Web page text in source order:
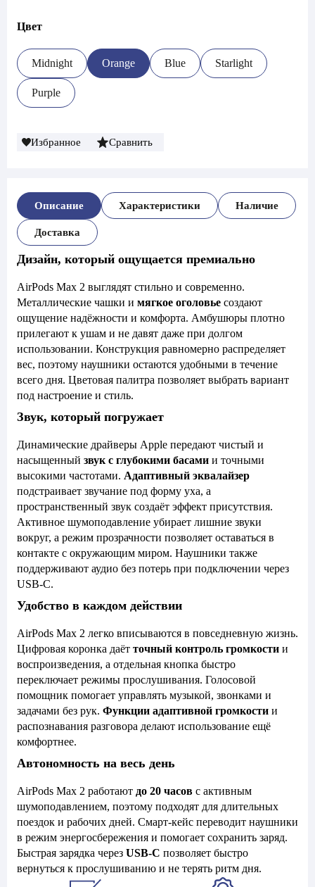
Цвет
Midnight Orange Blue Starlight
Purple
Избранное Сравнить
Описание Характеристики Наличие
Доставка
Дизайн, который ощущается премиально
AirPods Max 2 выглядят стильно и современно.
Металлические чашки и мягкое оголовье создают
ощущение надёжности и комфорта. Амбушюры плотно
прилегают к ушам и не давят даже при долгом
использовании. Конструкция равномерно распределяет
вес, поэтому наушники остаются удобными в течение
всего дня. Цветовая палитра позволяет выбрать вариант
под настроение и стиль.
Звук, который погружает
Динамические драйверы Apple передают чистый и
насыщенный звук с глубокими басами и точными
высокими частотами. Адаптивный эквалайзер
подстраивает звучание под форму уха, а
пространственный звук создаёт эффект присутствия.
Активное шумоподавление убирает лишние звуки
вокруг, а режим прозрачности позволяет оставаться в
контакте с окружающим миром. Наушники также
поддерживают аудио без потерь при подключении через
USB-C.
Удобство в каждом действии
AirPods Max 2 легко вписываются в повседневную жизнь.
Цифровая коронка даёт точный контроль громкости и
воспроизведения, а отдельная кнопка быстро
переключает режимы прослушивания. Голосовой
помощник помогает управлять музыкой, звонками и
задачами без рук. Функции адаптивной громкости и
распознавания разговора делают использование ещё
комфортнее.
Автономность на весь день
AirPods Max 2 работают до 20 часов с активным
шумоподавлением, поэтому подходят для длительных
поездок и рабочих дней. Смарт-кейс переводит наушники
в режим энергосбережения и помогает сохранить заряд.
Быстрая зарядка через USB-C позволяет быстро
вернуться к прослушиванию и не терять ритм дня.